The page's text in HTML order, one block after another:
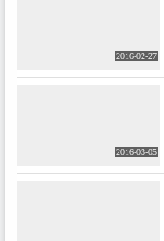
2016-02-27
2016-03-05